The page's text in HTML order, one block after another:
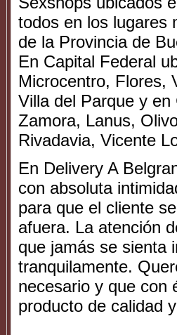
todos en los lugares
de la Provincia de
En Capital Federal
Microcentro, Flores,
Villa del Parque y
Zamora, Lanus,
Rivadavia, Vicente
En Delivery A
con absoluta
para que el cliente
afuera. La atención
que jamás se sienta
tranquilamente.
necesario y que con
producto de calidad